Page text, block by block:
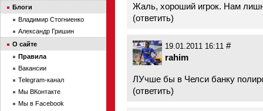
Жаль, хороший игрок. Нам
(ответить)
19.01.2011 16:11 #
rahim
ЛУчше бы в Челси банку
(ответить)
Блоги
Владимир Стогниенко
Александр Гришин
О сайте
Правила
Вакансии
Telegram-канал
Мы ВКонтакте
Мы в Facebook